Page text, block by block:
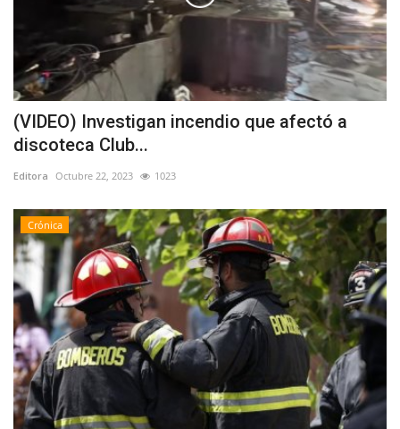
(VIDEO) Investigan incendio que afectó a
discoteca Club...
Editora Octubre 22, 2023 1023
Crónica